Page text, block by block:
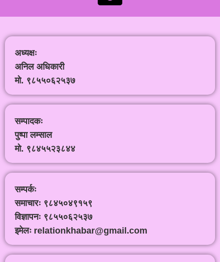
अध्यक्षः
अनिल अधिकारी
मो. ९८५५०६२५३७
सम्पादकः
पुष्पा लम्साल
मो. ९८४५५२३८४४
सम्पर्कः
समाचारः ९८४५०४९१५९
विज्ञापनः ९८५५०६२५३७
इमेलः relationkhabar@gmail.com